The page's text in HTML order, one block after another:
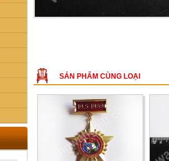
SẢN PHẨM CÙNG LOẠI